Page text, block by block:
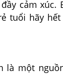
cảm
tuổi hãy
là một